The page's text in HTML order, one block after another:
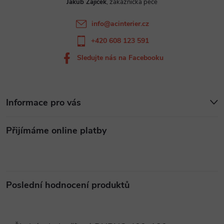
Informace pro vás
Přijímáme online platby
Poslední hodnocení produktů
Jakub Zajíček
info@acinterier.cz
+420 608 123 591
Sledujte nás na Facebooku